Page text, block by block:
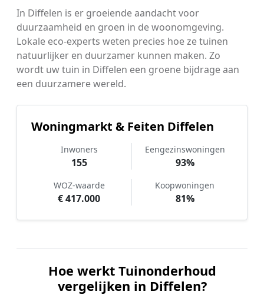
In Diffelen is er groeiende aandacht voor
duurzaamheid en groen in de woonomgeving.
Lokale eco-experts weten precies hoe ze tuinen
natuurlijker en duurzamer kunnen maken. Zo
wordt uw tuin in Diffelen een groene bijdrage aan
een duurzamere wereld.
Woningmarkt & Feiten Diffelen
Inwoners
155
Eengezinswoningen
93%
WOZ-waarde
€ 417.000
Koopwoningen
81%
Hoe werkt Tuinonderhoud
vergelijken in Diffelen?